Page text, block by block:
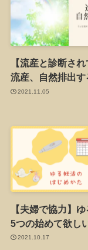
【流産と診断され
流産、自然排出す
2021.11.05
【夫婦で協力】
5つの始めて欲し
2021.10.17